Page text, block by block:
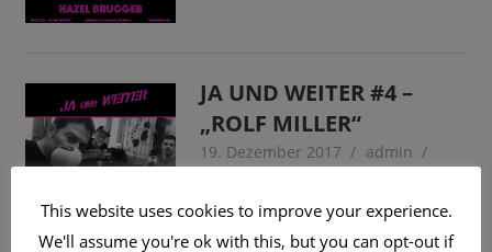
JA UND WEITER #4 –
„ROLF MILLER“
19. Dezember 2017
admin
This website uses cookies to improve your experience.
We'll assume you're ok with this, but you can opt-out if